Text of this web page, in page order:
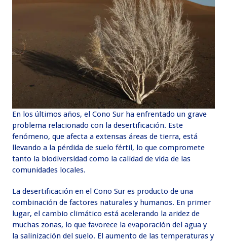
En los últimos años, el Cono Sur ha enfrentado un grave
problema relacionado con la desertificación. Este
fenómeno, que afecta a extensas áreas de tierra, está
llevando a la pérdida de suelo fértil, lo que compromete
tanto la biodiversidad como la calidad de vida de las
comunidades locales.
La desertificación en el Cono Sur es producto de una
combinación de factores naturales y humanos. En primer
lugar, el cambio climático está acelerando la aridez de
muchas zonas, lo que favorece la evaporación del agua y
la salinización del suelo. El aumento de las temperaturas y